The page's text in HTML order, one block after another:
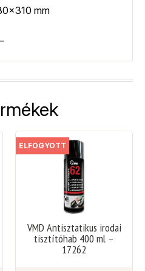
mm
ELFOGYOTT
VMD Antisztatikus irodai
tisztítóhab 400 ml –
17262